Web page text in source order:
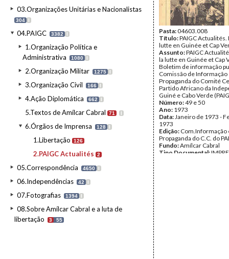
03.Organizações Unitárias e Nacionalistas
304 I
04.PAIGC 3382 I
1.Organização Política e
Administrativa
1080 I
2.Organização Militar 1275 I
3.Organização Civil 166 I
4.Ação Diplomática 662 I
5.Textos de Amílcar Cabral 71 I
6.Órgãos de Imprensa 128 I
1.Libertação 126
2.PAIGC Actualités 2
05.Correspondência 4650 I
06.Independências 42 I
07.Fotografias 1394 I
08.Sobre Amílcar Cabral e a luta de
libertação
3 55
Pasta:04603.008
Título:PAIGC Actualités.
lutte en Guinée et Cap
Assunto:PAIGC
la lutte en Guinée et Cap
Boletim de informação
Comissão de Informação
Propaganda do Comité
Partido Africano da
Guiné e Cabo Verde
Número:49 e 50
Ano: 1973
Data:Janeiro de 1973 -
1973
Edição: Com.Informação
Propaganda do C.C. do
Fundo:Amílcar Cabral
Tipo Documental: